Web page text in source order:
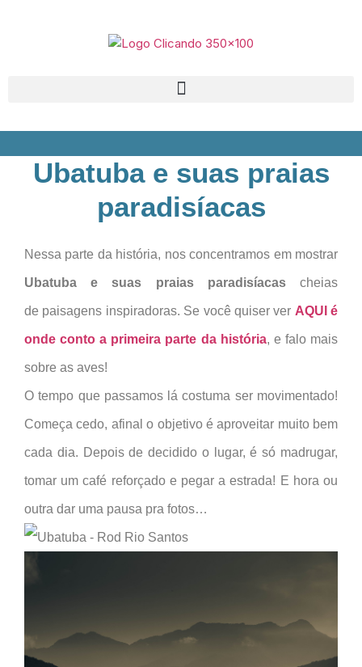
Ubatuba e suas praias
paradisíacas
Nessa parte da história, nos concentramos em mostrar
Ubatuba e suas praias paradisíacascheias
de paisagens inspiradoras. Se você quiser ver AQUI é
onde conto a primeira parte da história, e falo mais
sobre as aves!
O tempo que passamos lá costuma ser movimentado!
Começa cedo, afinal o objetivo é aproveitar muito bem
cada dia. Depois de decidido o lugar, é só madrugar,
tomar um café reforçado e pegar a estrada! E hora ou
outra dar uma pausa pra fotos…